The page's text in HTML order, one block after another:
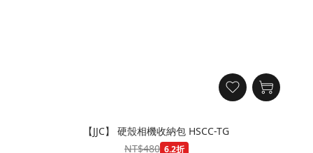
【JJC】 硬殼相機收納包 HSCC-TG
NT$480 6.2折